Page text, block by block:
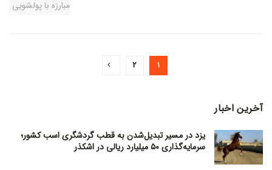
1
2
آخرین اخبار
یزد در مسیر تبدیل‌شدن به قطب گردشگری اسب کشور؛
سرمایه‌گذاری ۵۰ میلیارد ریالی در اشکذر